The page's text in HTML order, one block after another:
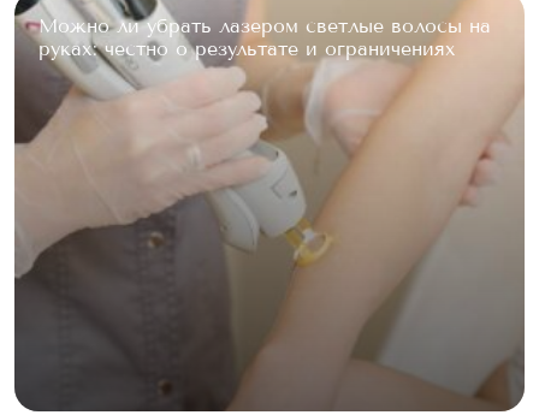
Особенности лазерной эпиляции ягодиц:
ощущения, подготовка и результат после
курса